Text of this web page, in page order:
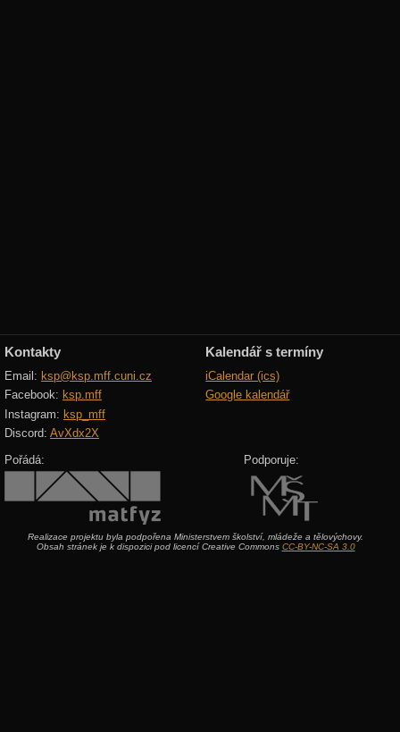
Kontakty
Email: ksp@ksp.mff.cuni.cz
Facebook: ksp.mff
Instagram: ksp_mff
Discord: AvXdx2X
Kalendář s termíny
iCalendar (ics)
Google kalendář
Pořádá: Podporuje:
Realizace projektu byla podpořena Ministerstvem školství, mládeže a tělovýchovy.
Obsah stránek je k dispozici pod licencí Creative Commons CC-BY-NC-SA 3.0